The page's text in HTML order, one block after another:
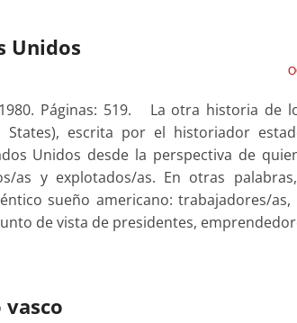
Unidos
Páginas: 519. La otra historia de
escrita por el historiador
Unidos desde la perspectiva de
as y explotados/as. En otras
sueño americano: trabajadores/as,
de vista de presidentes,